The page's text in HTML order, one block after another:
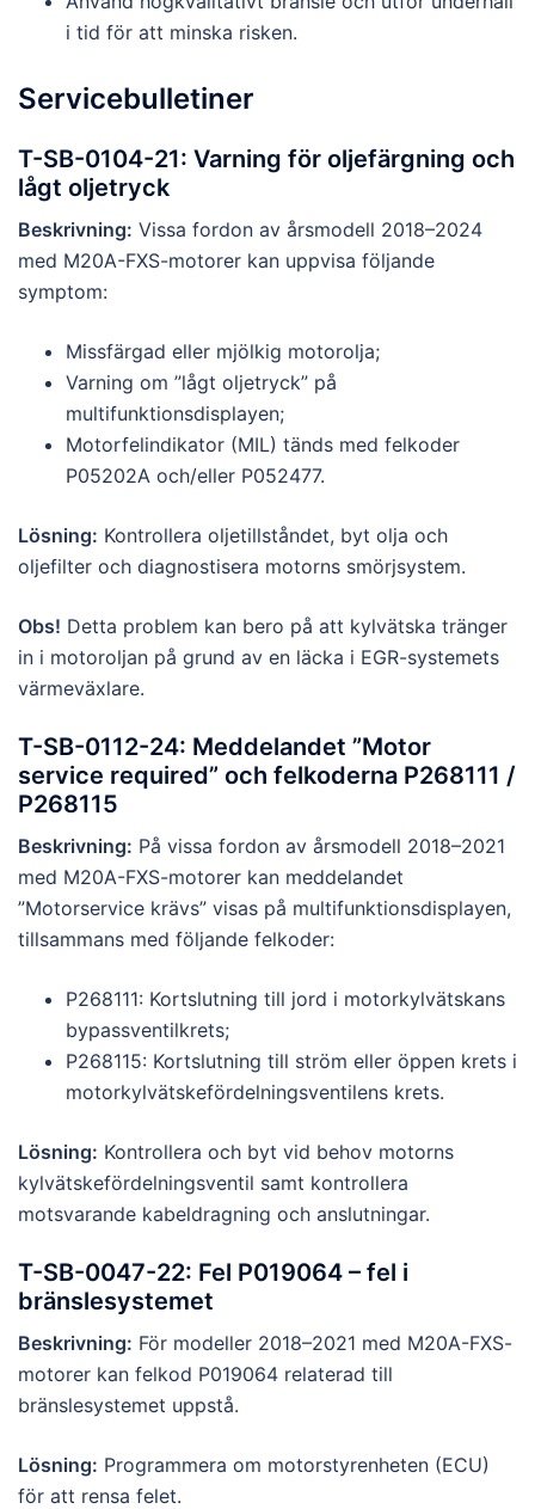
i tid för att minska risken.
Servicebulletiner
T-SB-0104-21: Varning för oljefärgning och
lågt oljetryck
Beskrivning: Vissa fordon av årsmodell 2018–2024
med M20A-FXS-motorer kan uppvisa följande
symptom:
Missfärgad eller mjölkig motorolja;
Varning om ”lågt oljetryck” på
multifunktionsdisplayen;
Motorfelindikator (MIL) tänds med felkoder
P05202A och/eller P052477.
Lösning: Kontrollera oljetillståndet, byt olja och
oljefilter och diagnostisera motorns smörjsystem.
Obs! Detta problem kan bero på att kylvätska tränger
in i motoroljan på grund av en läcka i EGR-systemets
värmeväxlare.
T-SB-0112-24: Meddelandet ”Motor
service required” och felkoderna P268111 /
P268115
Beskrivning: På vissa fordon av årsmodell 2018–2021
med M20A-FXS-motorer kan meddelandet
”Motorservice krävs” visas på multifunktionsdisplayen,
tillsammans med följande felkoder:
P268111: Kortslutning till jord i motorkylvätskans
bypassventilkrets;
P268115: Kortslutning till ström eller öppen krets i
motorkylvätskefördelningsventilens krets.
Lösning: Kontrollera och byt vid behov motorns
kylvätskefördelningsventil samt kontrollera
motsvarande kabeldragning och anslutningar.
T-SB-0047-22: Fel P019064 – fel i
bränslesystemet
Beskrivning: För modeller 2018–2021 med M20A-FXS-
motorer kan felkod P019064 relaterad till
bränslesystemet uppstå.
Lösning: Programmera om motorstyrenheten (ECU)
för att rensa felet.